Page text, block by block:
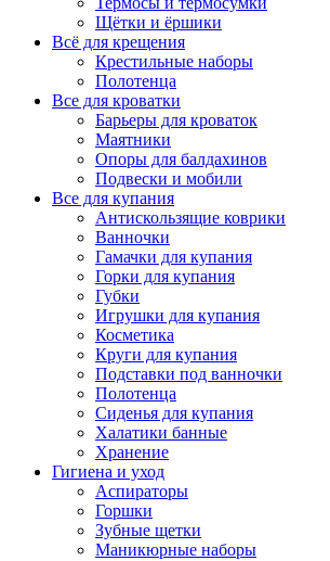
Щётки и ёршики
Всё для крещения
Крестильные наборы
Полотенца
Все для кроватки
Барьеры для кроваток
Маятники
Опоры для балдахинов
Подвески и мобили
Все для купания
Антискользящие коврики
Ванночки
Гамачки для купания
Горки для купания
Губки
Игрушки для купания
Косметика
Круги для купания
Подставки под ванночки
Полотенца
Сиденья для купания
Халатики банные
Хранение
Гигиена и уход
Аспираторы
Горшки
Зубные щетки
Маникюрные наборы